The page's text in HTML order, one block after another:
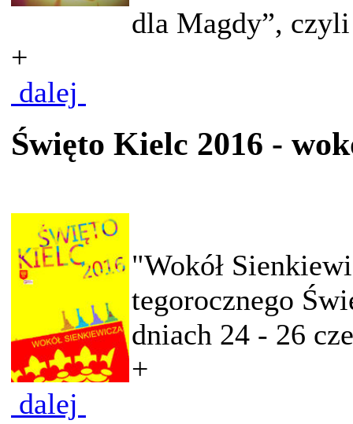
dla Magdy”,
+
dalej
Święto Kielc 2016 -
"Wokół
tegorocznego
dniach 24 - 26
+
dalej